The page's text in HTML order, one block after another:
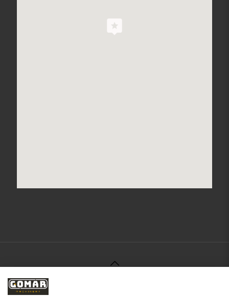
© 2021 Gomar Machinery -